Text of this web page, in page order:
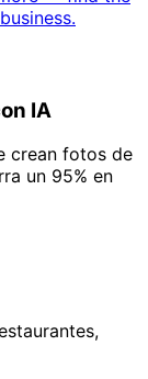
IA
crean fotos de
un 95% en